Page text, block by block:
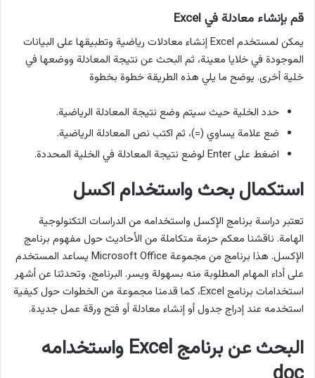
قم بإنشاء معادلة في Excel
يمكن لمستخدم Excel إنشاء معادلات رياضية وتطبيقها على البيانات
الموجودة في خلايا معينة، ثم البحث عن نتيجة المعادلة ووضعها في
خلية أخرى. يوضح ما يلي هذه الطريقة خطوة بخطوة
حدد الخلية حيث سيتم وضع نتيجة المعادلة الرياضية.
ضع علامة يساوي (=)، ثم اكتب نص المعادلة الرياضية.
اضغط على Enter لوضع نتيجة المعادلة في الخلية المحددة.
استكمال بحث واستخدام اكسل
تعتبر دراسة برنامج الإكسل واستخدامه من الدراسات التكنولوجية
الهامة. ناقشنا معكم حزمة متكاملة من الأحاديث حول مفهوم برنامج
الإكسل. هذا برنامج من مجموعة Microsoft Office يساعد المستخدم
على أداء المهام المطلوبة منه بسهولة ويسر. البرنامج، وتحدثنا عن أشهر
استخدامات برنامج Excel، كما قدمنا ​​مجموعة من الخطوات حول كيفية
استخدمه عند إدراج جدول أو إنشاء معادلة أو فتح ورقة عمل جديدة.
البحث عن برنامج Excel واستخدامه